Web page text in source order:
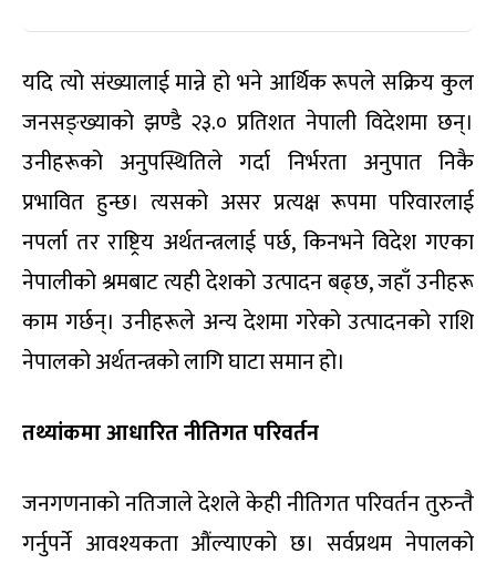
यदि त्यो संख्यालाई मान्ने हो भने आर्थिक रूपले सक्रिय कुल
जनसङ्ख्याको झण्डै २३.० प्रतिशत नेपाली विदेशमा छन्।
उनीहरूको अनुपस्थितिले गर्दा निर्भरता अनुपात निकै
प्रभावित हुन्छ। त्यसको असर प्रत्यक्ष रूपमा परिवारलाई
नपर्ला तर राष्ट्रिय अर्थतन्त्रलाई पर्छ, किनभने विदेश गएका
नेपालीको श्रमबाट त्यही देशको उत्पादन बढ्छ, जहाँ उनीहरू
काम गर्छन्। उनीहरूले अन्य देशमा गरेको उत्पादनको राशि
नेपालको अर्थतन्त्रको लागि घाटा समान हो।
तथ्यांकमा आधारित नीतिगत परिवर्तन
जनगणनाको नतिजाले देशले केही नीतिगत परिवर्तन तुरुन्तै
गर्नुपर्ने आवश्यकता औंल्याएको छ। सर्वप्रथम नेपालको